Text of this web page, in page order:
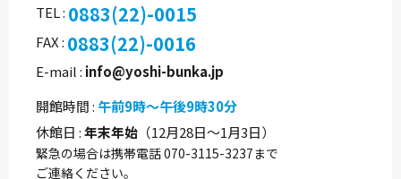
TEL 0883(22)-0015
FAX 0883(22)-0016
E-mail info@yoshi-bunka.jp
開館時間 午前9時～午後9時30分
休館日 年末年始 （12月28日～1月3日）
緊急の場合は携帯電話 070-3115-3237まで
ご連絡ください。